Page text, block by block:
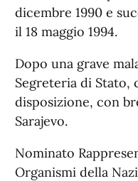
dicembre 1990 e
il 18 maggio 1994.
Dopo una grave
Segreteria di Stato,
disposizione, con
Sarajevo.
Nominato
Organismi della